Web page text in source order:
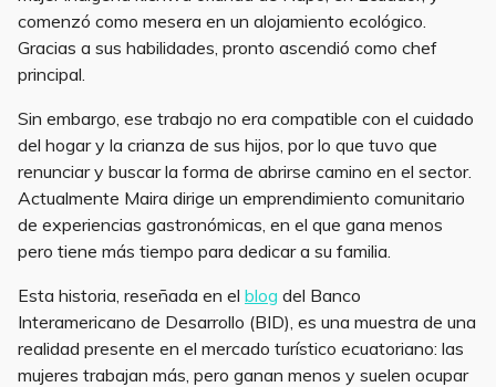
comenzó como mesera en un alojamiento ecológico.
Gracias a sus habilidades, pronto ascendió como chef
principal.
Sin embargo, ese trabajo no era compatible con el cuidado
del hogar y la crianza de sus hijos, por lo que tuvo que
renunciar y buscar la forma de abrirse camino en el sector.
Actualmente Maira dirige un emprendimiento comunitario
de experiencias gastronómicas, en el que gana menos
pero tiene más tiempo para dedicar a su familia.
Esta historia, reseñada en el blog del Banco
Interamericano de Desarrollo (BID), es una muestra de una
realidad presente en el mercado turístico ecuatoriano: las
mujeres trabajan más, pero ganan menos y suelen ocupar